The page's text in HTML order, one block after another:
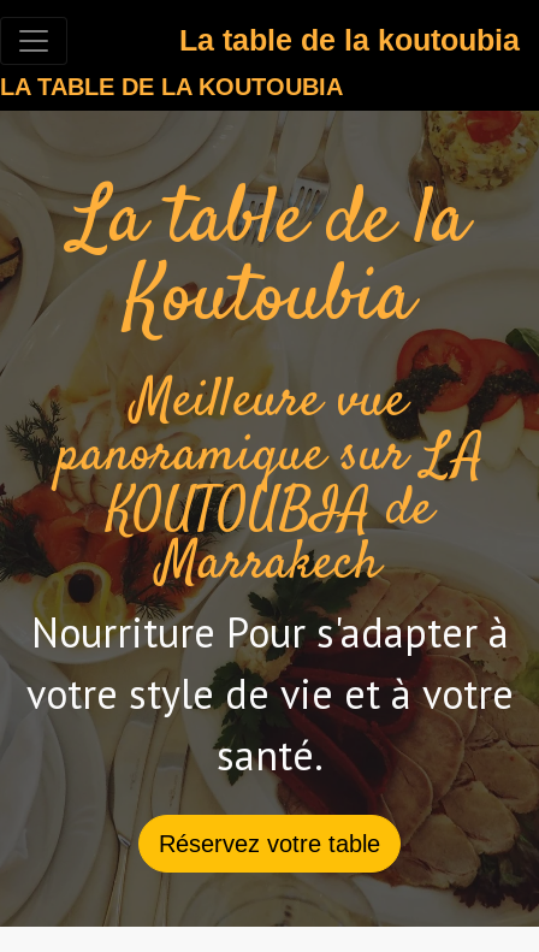
La table de la koutoubia
LA TABLE DE LA KOUTOUBIA
La table de la
Koutoubia
Meilleure vue
panoramique sur LA
KOUTOUBIA de
Marrakech
Nourriture Pour s'adapter à
votre style de vie et à votre
santé.
Réservez votre table